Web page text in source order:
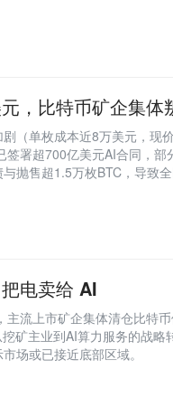
，比特币矿企集体
（单枚成本近8万美元，现
签署超700亿美元AI合同，
抛售超1.5万枚BTC，导致
电卖给 AI
流上市矿企集体清仓比特
矿主业到AI算力服务的战略
场或已接近底部区域。